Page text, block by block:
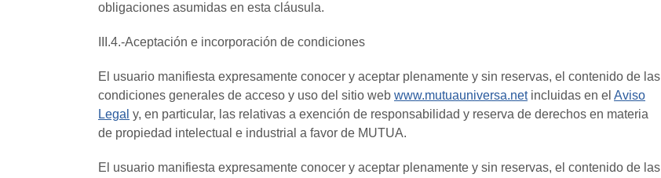
obligaciones asumidas en esta cláusula.
III.4.-Aceptación e incorporación de condiciones
El usuario manifiesta expresamente conocer y aceptar plenamente y sin reservas, el contenido de las
condiciones generales de acceso y uso del sitio web www.mutuauniversa.netincluidas en el Aviso
Legal y, en particular, las relativas a exención de responsabilidad y reserva de derechos en materia
de propiedad intelectual e industrial a favor de MUTUA.
El usuario manifiesta expresamente conocer y aceptar plenamente y sin reservas, el contenido de las